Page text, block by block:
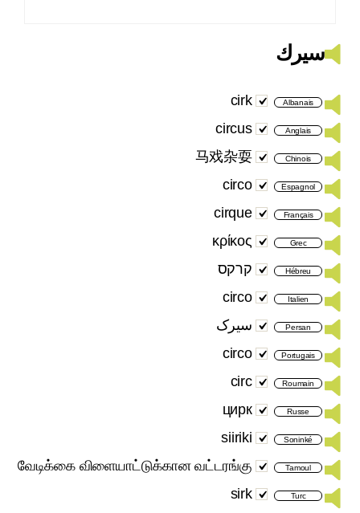
سيرك
Albanais
cirk
Anglais
circus
Chinois
马戏杂耍
Espagnol
circo
Français
cirque
Grec
κρίκος
Hébreu קרקס
Italien
circo
Persan سیرک
Portugais
circo
Roumain
circ
Russe
цирк
Soninké
siiriki
Tamoul
வேடிக்கை விளையாட்டுக்கான வட்டரங்கு
Turc
sirk